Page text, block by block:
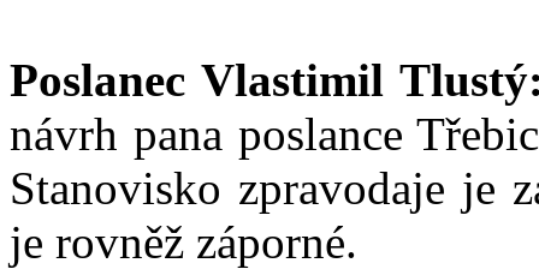
Poslanec Vlastimil
návrh pana poslance
Stanovisko zpravodaje je
je rovněž záporné.